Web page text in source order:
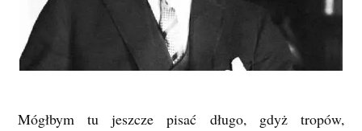
Mógłbym tu jeszcze pisać długo, gdyż tropów,